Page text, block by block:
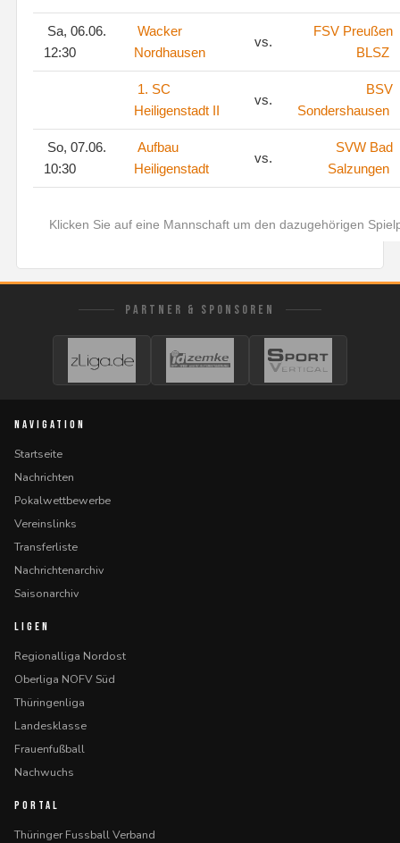
Sa, 06.06.
12:30
Wacker
Nordhausen
vs.
FSV Preußen
BLSZ
1. SC
Heiligenstadt II
vs.
BSV
Sondershausen
So, 07.06.
10:30
Aufbau
Heiligenstadt
vs.
SVW Bad
Salzungen
Klicken Sie auf eine Mannschaft um den dazugehörigen
PARTNER & SPONSOREN
NAVIGATION
Startseite
Nachrichten
Pokalwettbewerbe
Vereinslinks
Transferliste
Nachrichtenarchiv
Saisonarchiv
LIGEN
Regionalliga Nordost
Oberliga NOFV Süd
Thüringenliga
Landesklasse
Frauenfußball
Nachwuchs
PORTAL
Thüringer Fussball Verband